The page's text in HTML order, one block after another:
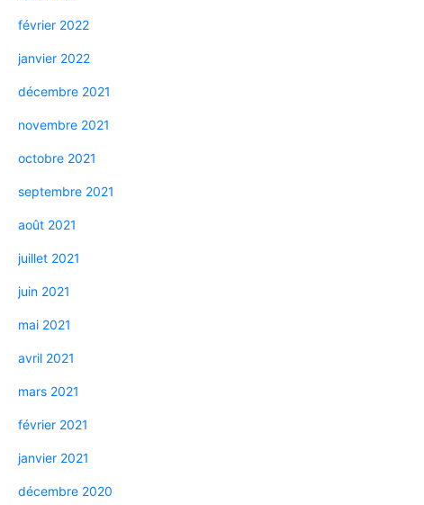
février 2022
janvier 2022
décembre 2021
novembre 2021
octobre 2021
septembre 2021
août 2021
juillet 2021
juin 2021
mai 2021
avril 2021
mars 2021
février 2021
janvier 2021
décembre 2020